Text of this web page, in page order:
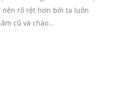
nên rõ rệt hơn bởi ta luôn
cũ và chào...